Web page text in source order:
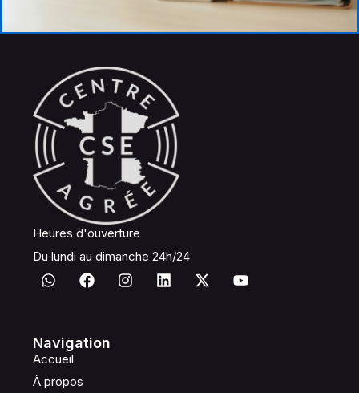
Heures d'ouverture
Du lundi au dimanche 24h/24
Navigation
Accueil
À propos